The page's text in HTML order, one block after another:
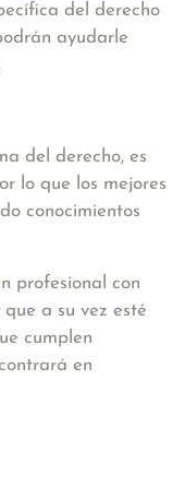
del derecho
ayudarle
del derecho, es
lo que los mejores
conocimientos
profesional con
a su vez esté
cumplen
en